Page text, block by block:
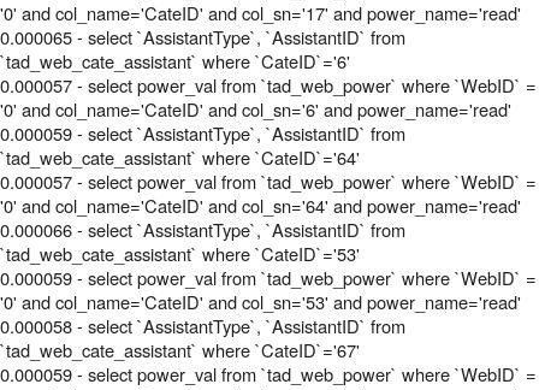
'0' and col_name='CateID' and col_sn='17' and power_name='read'
0.000065 - select `AssistantType`, `AssistantID` from
`tad_web_cate_assistant` where `CateID`='6'
0.000057 - select power_val from `tad_web_power` where `WebID` =
'0' and col_name='CateID' and col_sn='6' and power_name='read'
0.000059 - select `AssistantType`, `AssistantID` from
`tad_web_cate_assistant` where `CateID`='64'
0.000057 - select power_val from `tad_web_power` where `WebID` =
'0' and col_name='CateID' and col_sn='64' and power_name='read'
0.000066 - select `AssistantType`, `AssistantID` from
`tad_web_cate_assistant` where `CateID`='53'
0.000059 - select power_val from `tad_web_power` where `WebID` =
'0' and col_name='CateID' and col_sn='53' and power_name='read'
0.000058 - select `AssistantType`, `AssistantID` from
`tad_web_cate_assistant` where `CateID`='67'
0.000059 - select power_val from `tad_web_power` where `WebID` =